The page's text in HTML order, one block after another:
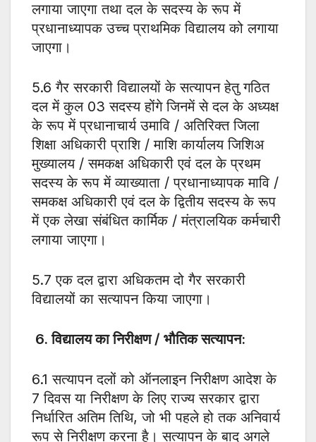
लगाया जाएगा तथा दल के सदस्य के रूप में
प्रधानाध्यापक उच्च प्राथमिक विद्यालय को लगाया
जाएगा।
5.6 गैर सरकारी विद्यालयों के सत्यापन हेतु गठित
दल में कुल 03 सदस्य होंगे जिनमें से दल के अध्यक्ष
के रूप में प्रधानाचार्य उमावि / अतिरिक्त जिला
शिक्षा अधिकारी प्राशि / माशि कार्यालय जिशिअ
मुख्यालय / समकक्ष अधिकारी एवं दल के प्रथम
सदस्य के रूप में व्याख्याता / प्रधानाध्यापक मावि /
समकक्ष अधिकारी एवं दल के द्वितीय सदस्य के रूप
में एक लेखा संबंधित कार्मिक / मंत्रालयिक कर्मचारी
लगाया जाएगा।
5.7 एक दल द्वारा अधिकतम दो गैर सरकारी
विद्यालयों का सत्यापन किया जाएगा।
6.विद्यालय का निरीक्षण / भौतिक सत्यापन:
6.1 सत्यापन दलों को ऑनलाइन निरीक्षण आदेश के
7 दिवस या निरीक्षण के लिए राज्य सरकार द्वारा
निर्धारित अतिम तिथि, जो भी पहले हो तक अनिवार्य
रूप से निरीक्षण करना है। सत्यापन के बाद अगले